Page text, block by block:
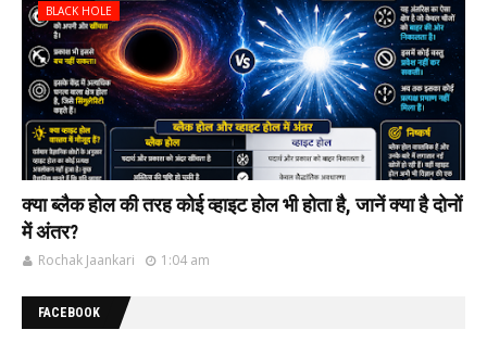
BLACK HOLE
क्या ब्लैक होल की‌ तरह कोई व्हाइट होल भी‌ होता है, जानें क्या है दोनों
में अंतर?
Rochak Jaankari 1:04 am
FACEBOOK